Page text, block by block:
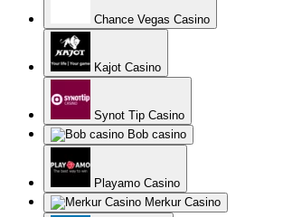
Chance Vegas Casino
Kajot Casino
Synot Tip Casino
Bob casino
Playamo Casino
Merkur Casino